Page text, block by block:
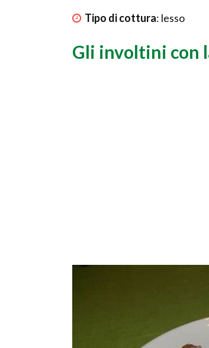
Tipo di cottura: lesso
Gli involtini con